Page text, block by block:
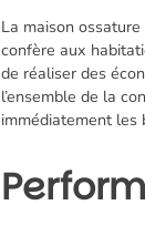
La maison
confère aux
de réaliser des
l’ensemble de la
immédiatement les